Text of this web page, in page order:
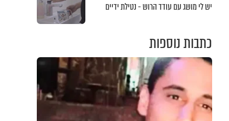
יש לי מושג עם עודד הרוש - נטילת ידיים
כתבות נוספות